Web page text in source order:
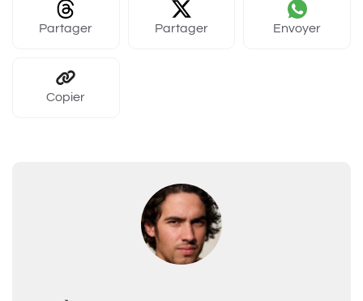
Partager Partager Envoyer
Copier